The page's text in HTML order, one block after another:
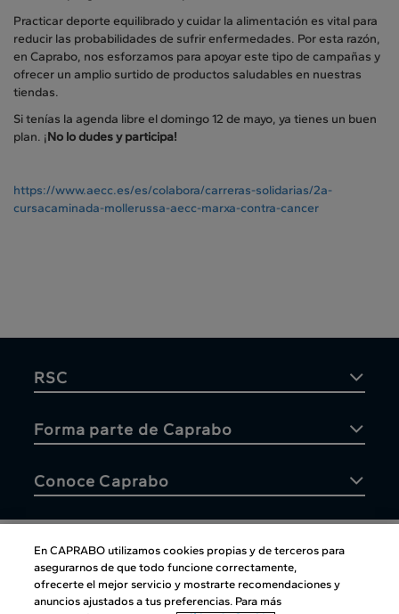
Practicar deporte equilibrado y cuidar la alimentación es vital para
reducir las probabilidades de sufrir enfermedades. Por esta razón,
en Caprabo, nos esforzamos para apoyar este tipo de campañas y
ofrecer un amplio surtido de productos saludables en nuestras
tiendas.
Si tenías la agenda libre el domingo 12 de mayo, ya tienes un buen
plan. ¡No lo dudes y participa!
https://www.aecc.es/es/colabora/carreras-solidarias/2a-
cursacaminada-mollerussa-aecc-marxa-contra-cancer
RSC
Forma parte de Caprabo
Conoce Caprabo
Atención al cliente
En CAPRABO utilizamos cookies propias y de terceros para
asegurarnos de que todo funcione correctamente,
ofrecerte el mejor servicio y mostrarte recomendaciones y
anuncios ajustados a tus preferencias. Para más